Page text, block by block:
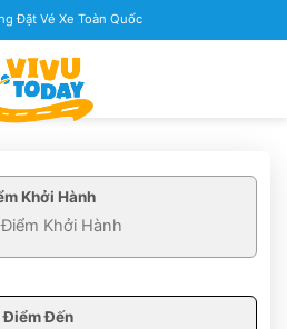
Đặt Vé Xe Toàn Quốc
Khởi Hành
Điểm Đến